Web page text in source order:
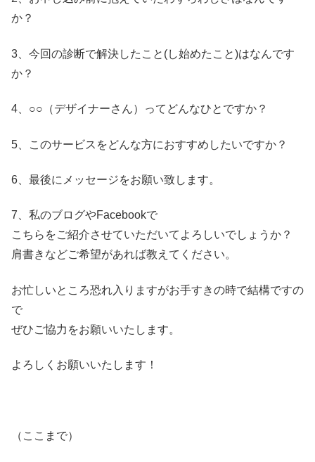
か？
3、今回の診断で解決したこと(し始めたこと)はなんです
か？
4、○○（デザイナーさん）ってどんなひとですか？
5、このサービスをどんな方におすすめしたいですか？
6、最後にメッセージをお願い致します。
7、私のブログやFacebookで
こちらをご紹介させていただいてよろしいでしょうか？
肩書きなどご希望があれば教えてください。
お忙しいところ恐れ入りますがお手すきの時で結構ですの
で
ぜひご協力をお願いいたします。
よろしくお願いいたします！
（ここまで）